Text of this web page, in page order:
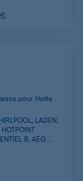
€
pour Hotte
LADEN,
HOTPOINT
B, AEG ...